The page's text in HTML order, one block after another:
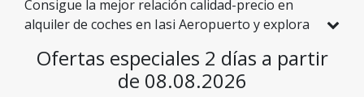
Consigue la mejor relación calidad-precio en
alquiler de coches en Iasi Aeropuerto y explora
seleccionado especialmente para ti vehículos
con descuentos reales para que disfrutes de un
Ofertas especiales 2 días a partir
de 08.08.2026